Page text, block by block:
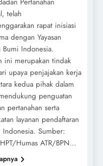
telah
rapat inisiasi
dengan Yayasan
Bumi Indonesia.
ini merupakan tindak
upaya penjajakan kerja
kedua pihak dalam
penguatan
pertanahan serta
layanan pendaftaran
Indonesia. Sumber:
Humas ATR/BPN…